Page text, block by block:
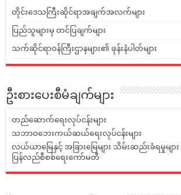
တိုင်းဒေသကြီးဆိုင်ရာအချက်အလက်များ
ပြည်သူများမှ တင်ပြချက်များ
သက်ဆိုင်ရာဝန်ကြီးဌာနများ၏ ဖုန်းနံပါတ်များ
ဦးစားပေးစီမံချက်များ
တည်ဆောက်ရေးလုပ်ငန်းများ
သဘာဝဘေးကယ်ဆယ်ရေးလုပ်ငန်းများ
လယ်ယာမြေနှင့် အခြားမြေများ သိမ်းဆည်းခံရမှုများ
ပြန်လည်စီစစ်ရေးကော်မတီ